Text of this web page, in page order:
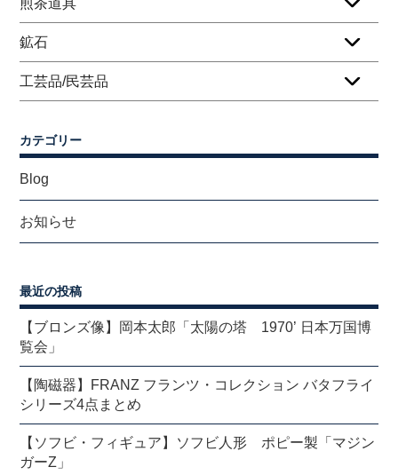
鉱石
工芸品/民芸品
カテゴリー
Blog
お知らせ
最近の投稿
【ブロンズ像】岡本太郎「太陽の塔 1970’ 日本万国博
覧会」
【陶磁器】FRANZ フランツ・コレクション バタフライ
シリーズ4点まとめ
【ソフビ・フィギュア】ソフビ人形 ポピー製「マジン
ガーZ」